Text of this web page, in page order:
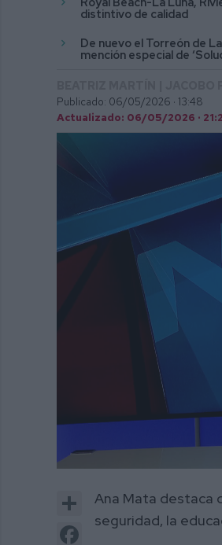
distintivo de calidad
De nuevo el Torreón de
mención especial de
Publicado: 06/05/2026 · 13:48
Actualizado: 06/05/2026 ·
2
minutes,
58
seconds
Share
Facebook
Ana Mata destaca
seguridad, la